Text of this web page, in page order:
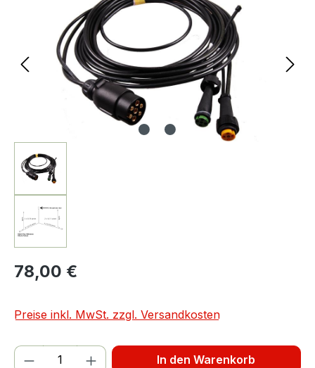
78,00 €
Preise inkl. MwSt. zzgl. Versandkosten
Produkt Anzahl: Gib den gewünschten
In den Warenkorb